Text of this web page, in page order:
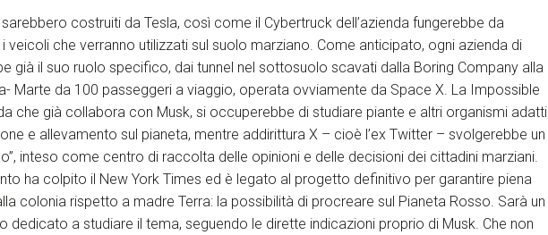
costruiti da Tesla, così come il Cybertruck dell’azienda fungerebbe da
veicoli che verranno utilizzati sul suolo marziano. Come anticipato, ogni azienda di
già il suo ruolo specifico, dai tunnel nel sottosuolo scavati dalla Boring Company alla
Marte da 100 passeggeri a viaggio, operata ovviamente da Space X. La Impossible
che già collabora con Musk, si occuperebbe di studiare piante e altri organismi adatti
e allevamento sul pianeta, mentre addirittura X – cioè l’ex Twitter – svolgerebbe un
inteso come centro di raccolta delle opinioni e delle decisioni dei cittadini marziani.
ha colpito il New York Times ed è legato al progetto definitivo per garantire piena
colonia rispetto a madre Terra: la possibilità di procreare sul Pianeta Rosso. Sarà un
dedicato a studiare il tema, seguendo le dirette indicazioni proprio di Musk. Che non